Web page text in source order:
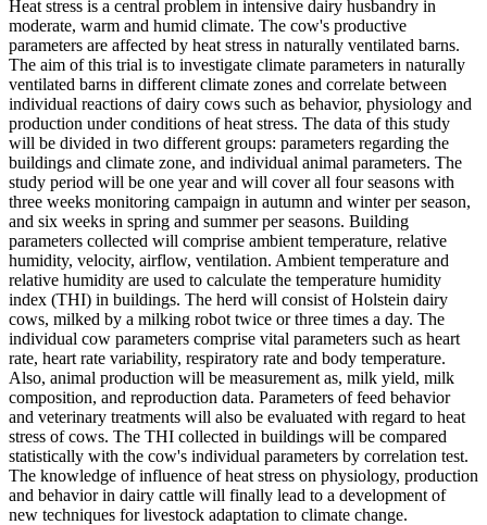
Heat stress is a central problem in intensive dairy husbandry in
moderate, warm and humid climate. The cow's productive
parameters are affected by heat stress in naturally ventilated barns.
The aim of this trial is to investigate climate parameters in naturally
ventilated barns in different climate zones and correlate between
individual reactions of dairy cows such as behavior, physiology and
production under conditions of heat stress. The data of this study
will be divided in two different groups: parameters regarding the
buildings and climate zone, and individual animal parameters. The
study period will be one year and will cover all four seasons with
three weeks monitoring campaign in autumn and winter per season,
and six weeks in spring and summer per seasons. Building
parameters collected will comprise ambient temperature, relative
humidity, velocity, airflow, ventilation. Ambient temperature and
relative humidity are used to calculate the temperature humidity
index (THI) in buildings. The herd will consist of Holstein dairy
cows, milked by a milking robot twice or three times a day. The
individual cow parameters comprise vital parameters such as heart
rate, heart rate variability, respiratory rate and body temperature.
Also, animal production will be measurement as, milk yield, milk
composition, and reproduction data. Parameters of feed behavior
and veterinary treatments will also be evaluated with regard to heat
stress of cows. The THI collected in buildings will be compared
statistically with the cow's individual parameters by correlation test.
The knowledge of influence of heat stress on physiology, production
and behavior in dairy cattle will finally lead to a development of
new techniques for livestock adaptation to climate change.